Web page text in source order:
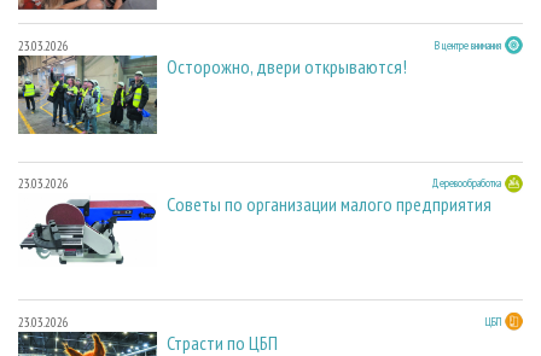
23.03.2026 В центре внимания
Осторожно, двери открываются!
23.03.2026 Деревообработка
Советы по организации малого предприятия
23.03.2026 ЦБП
Страсти по ЦБП